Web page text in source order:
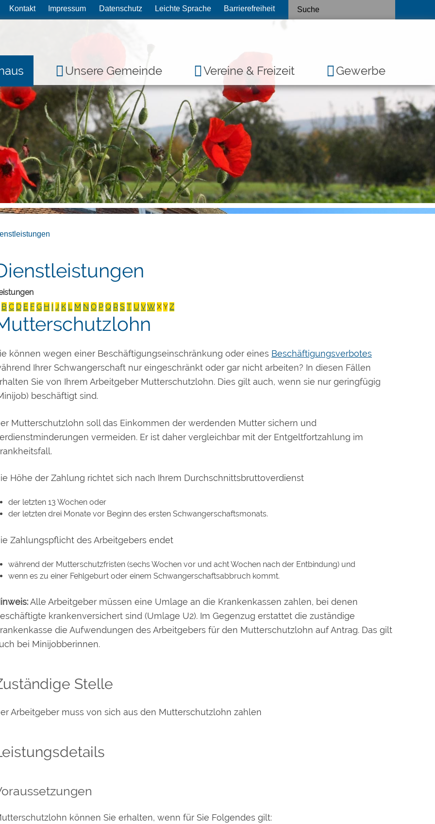
Kontakt Impressum Datenschutz Leichte Sprache Barrierefreiheit
Unsere Gemeinde Vereine & Freizeit Gewerbe
B C D E F G H I J K L M N O P Q R S T U VW XY Z
können wegen einer Beschäftigungseinschränkung oder eines Beschäftigungsverbotes
Ihrer Schwangerschaft nur eingeschränkt oder gar nicht arbeiten? In diesen Fällen
Sie von Ihrem Arbeitgeber Mutterschutzlohn. Dies gilt auch, wenn sie nur geringfügig
beschäftigt sind.
Mutterschutzlohn soll das Einkommen der werdenden Mutter sichern und
vermeiden. Er ist daher vergleichbar mit der Entgeltfortzahlung im
Höhe der Zahlung richtet sich nach Ihrem Durchschnittsbruttoverdienst
der letzten 13 Wochen oder
der letzten drei Monate vor Beginn des ersten Schwangerschaftsmonats.
Zahlungspflicht des Arbeitgebers endet
während der Mutterschutzfristen (sechs Wochen vor und acht Wochen nach der Entbindung) und
wenn es zu einer Fehlgeburt oder einem Schwangerschaftsabbruch kommt.
Alle Arbeitgeber müssen eine Umlage an die Krankenkassen zahlen, bei denen
krankenversichert sind (Umlage U2). Im Gegenzug erstattet die zuständige
die Aufwendungen des Arbeitgebers für den Mutterschutzlohn auf Antrag. Das gilt
bei Minijobberinnen.
Stelle
Arbeitgeber muss von sich aus den Mutterschutzlohn zahlen
können Sie erhalten, wenn für Sie Folgendes gilt: